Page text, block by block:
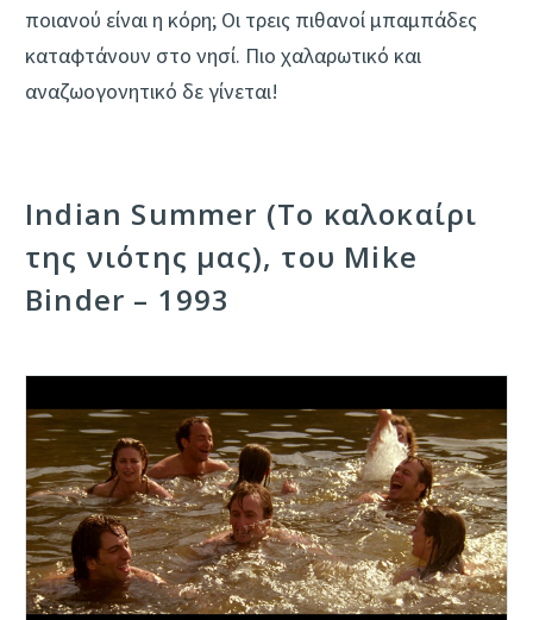
ποιανού είναι η κόρη; Οι τρεις πιθανοί μπαμπάδες
καταφτάνουν στο νησί. Πιο χαλαρωτικό και
αναζωογονητικό δε γίνεται!
Indian Summer (Το καλοκαίρι
της νιότης μας), του Mike
Binder – 1993